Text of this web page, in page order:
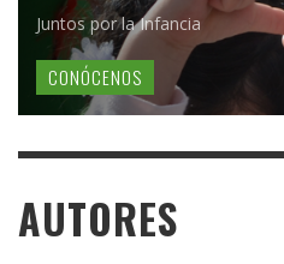
Juntos por la Infancia
CONÓCENOS
AUTORES